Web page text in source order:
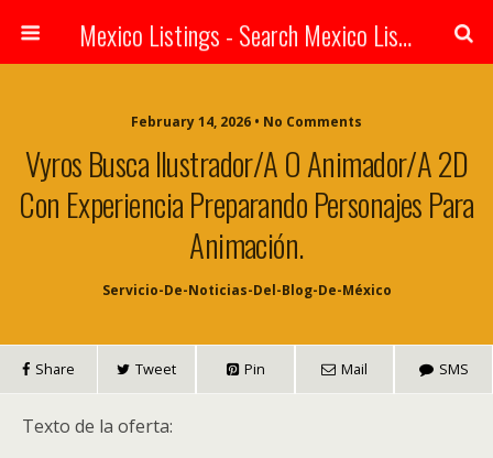
Mexico Listings - Search Mexico Listings Online
February 14, 2026 • No Comments
Vyros Busca Ilustrador/a O Animador/a 2D
Con Experiencia Preparando Personajes Para
Animación.
Servicio-De-Noticias-Del-Blog-De-México
Share Tweet Pin Mail SMS
Texto de la oferta: